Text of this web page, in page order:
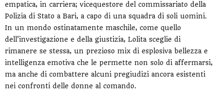
empatica, in carriera; vicequestore del commissariato della
Polizia di Stato a Bari, a capo di una squadra di soli uomini.
In un mondo ostinatamente maschile, come quello
dell’investigazione e della giustizia, Lolita sceglie di
rimanere se stessa, un prezioso mix di esplosiva bellezza e
intelligenza emotiva che le permette non solo di affermarsi,
ma anche di combattere alcuni pregiudizi ancora esistenti
nei confronti delle donne al comando.